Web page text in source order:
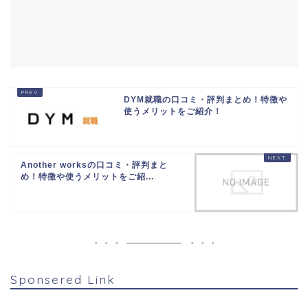
DYM就職の口コミ・評判まとめ！特徴や
使うメリットをご紹介！
Another worksの口コミ・評判まと
め！特徴や使うメリットをご紹...
Sponsered Link